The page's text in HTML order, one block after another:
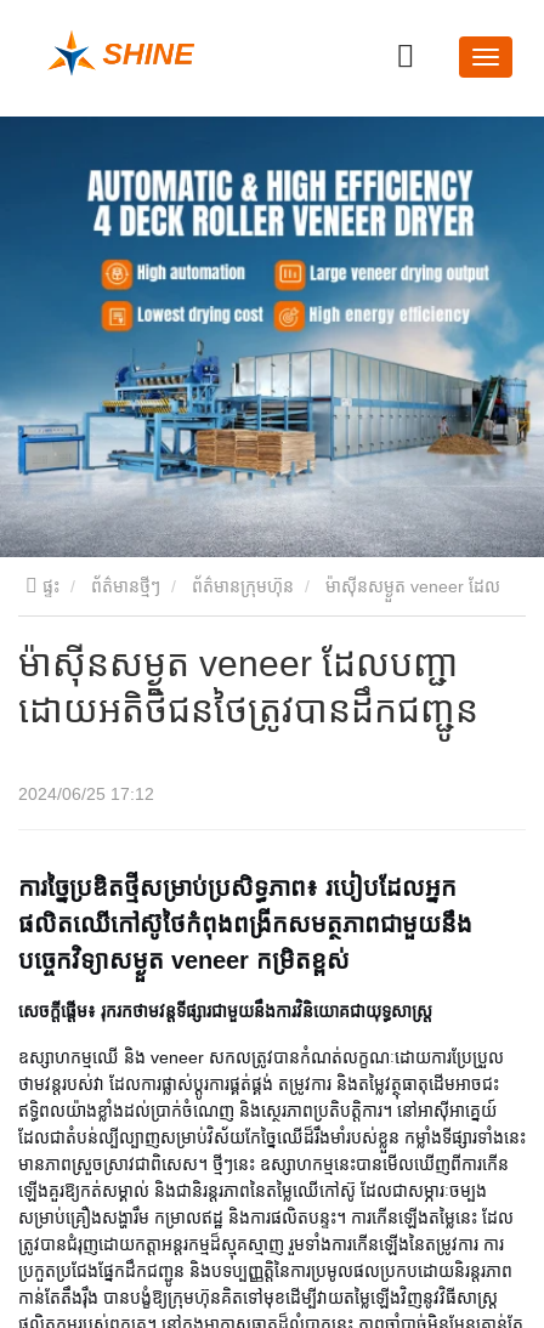
ផ្ទះ ព័ត៌មានថ្មីៗ ព័ត៌មានក្រុមហ៊ុន
បញ្ជាដោយអតិថិជនថៃត្រូវបានដឹកជញ្ជូន
ម៉ាស៊ីនសម្ងួត veneer ដែលបញ្ជា
ដោយអតិថិជនថៃត្រូវបានដឹកជញ្ជូន
2024/06/25 17:12
ការច្នៃប្រឌិតថ្មីសម្រាប់ប្រសិទ្ធភាព៖ របៀបដែលអ្នក
ផលិតឈើកៅស៊ូថៃកំពុងពង្រីកសមត្ថភាពជាមួយនឹង
បច្ចេកវិទ្យាសម្ងួត veneer កម្រិតខ្ពស់
សេចក្តីផ្តើម៖ រុករកថាមវន្តទីផ្សារជាមួយនឹងការវិនិយោគជាយុទ្ធសាស្ត្រ
ឧស្សាហកម្មឈើ និង veneer សកលត្រូវបានកំណត់លក្ខណៈដោយការប្រែប្រួល
ថាមវន្តរបស់វា ដែលការផ្លាស់ប្តូរការផ្គត់ផ្គង់ តម្រូវការ និងតម្លៃវត្ថុធាតុដើមអាចជះ
ឥទ្ធិពលយ៉ាងខ្លាំងដល់ប្រាក់ចំណេញ និងស្ថេរភាពប្រតិបត្តិការ។ នៅអាស៊ីអាគ្នេយ៍
ដែលជាតំបន់ល្បីល្បាញសម្រាប់វិស័យកែច្នៃឈើដ៏រឹងមាំរបស់ខ្លួន កម្លាំងទីផ្សារទាំងនេះ
មានភាពស្រួចស្រាវជាពិសេស។ ថ្មីៗនេះ ឧស្សាហកម្មនេះបានមើលឃើញពីការកើន
ឡើងគួរឱ្យកត់សម្គាល់ និងជានិរន្តរភាពនៃតម្លៃឈើកៅស៊ូ ដែលជាសម្ភារៈចម្បង
សម្រាប់គ្រឿងសង្ហារឹម កម្រាលឥដ្ឋ និងការផលិតបន្ទះ។ ការកើនឡើងតម្លៃនេះ ដែល
ត្រូវបានជំរុញដោយកត្តាអន្តរកម្មដ៏ស្មុគស្មាញ រួមទាំងការកើនឡើងនៃតម្រូវការ ការ
ប្រកួតប្រជែងផ្នែកដឹកជញ្ជូន និងបទប្បញ្ញត្តិនៃការប្រមូលផលប្រកបដោយនិរន្តរភាព
កាន់តែតឹងរ៉ឹង បានបង្ខំឱ្យក្រុមហ៊ុនគិតទៅមុខដើម្បីវាយតម្លៃឡើងវិញនូវវិធីសាស្រ្ត